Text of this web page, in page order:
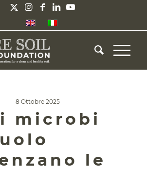
8 Ottobre 2025
microbi
le